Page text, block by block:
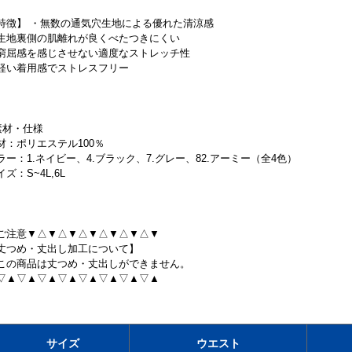
徴】 ・無数の通気穴生地による優れた清涼感
地裏側の肌離れが良くべたつきにくい
屈感を感じさせない適度なストレッチ性
い着用感でストレスフリー
・仕様
：ポリエステル100％
ー：1.ネイビー、4.ブラック、7.グレー、82.アーミー（全4色）
ズ：S~4L,6L
注意▼△▼△▼△▼△▼△▼△▼
つめ・丈出し加工について】
の商品は丈つめ・丈出しができません。
サイズ ウエスト